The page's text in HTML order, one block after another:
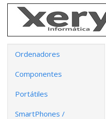
Ordenadores
Componentes
Portátiles
SmartPhones /